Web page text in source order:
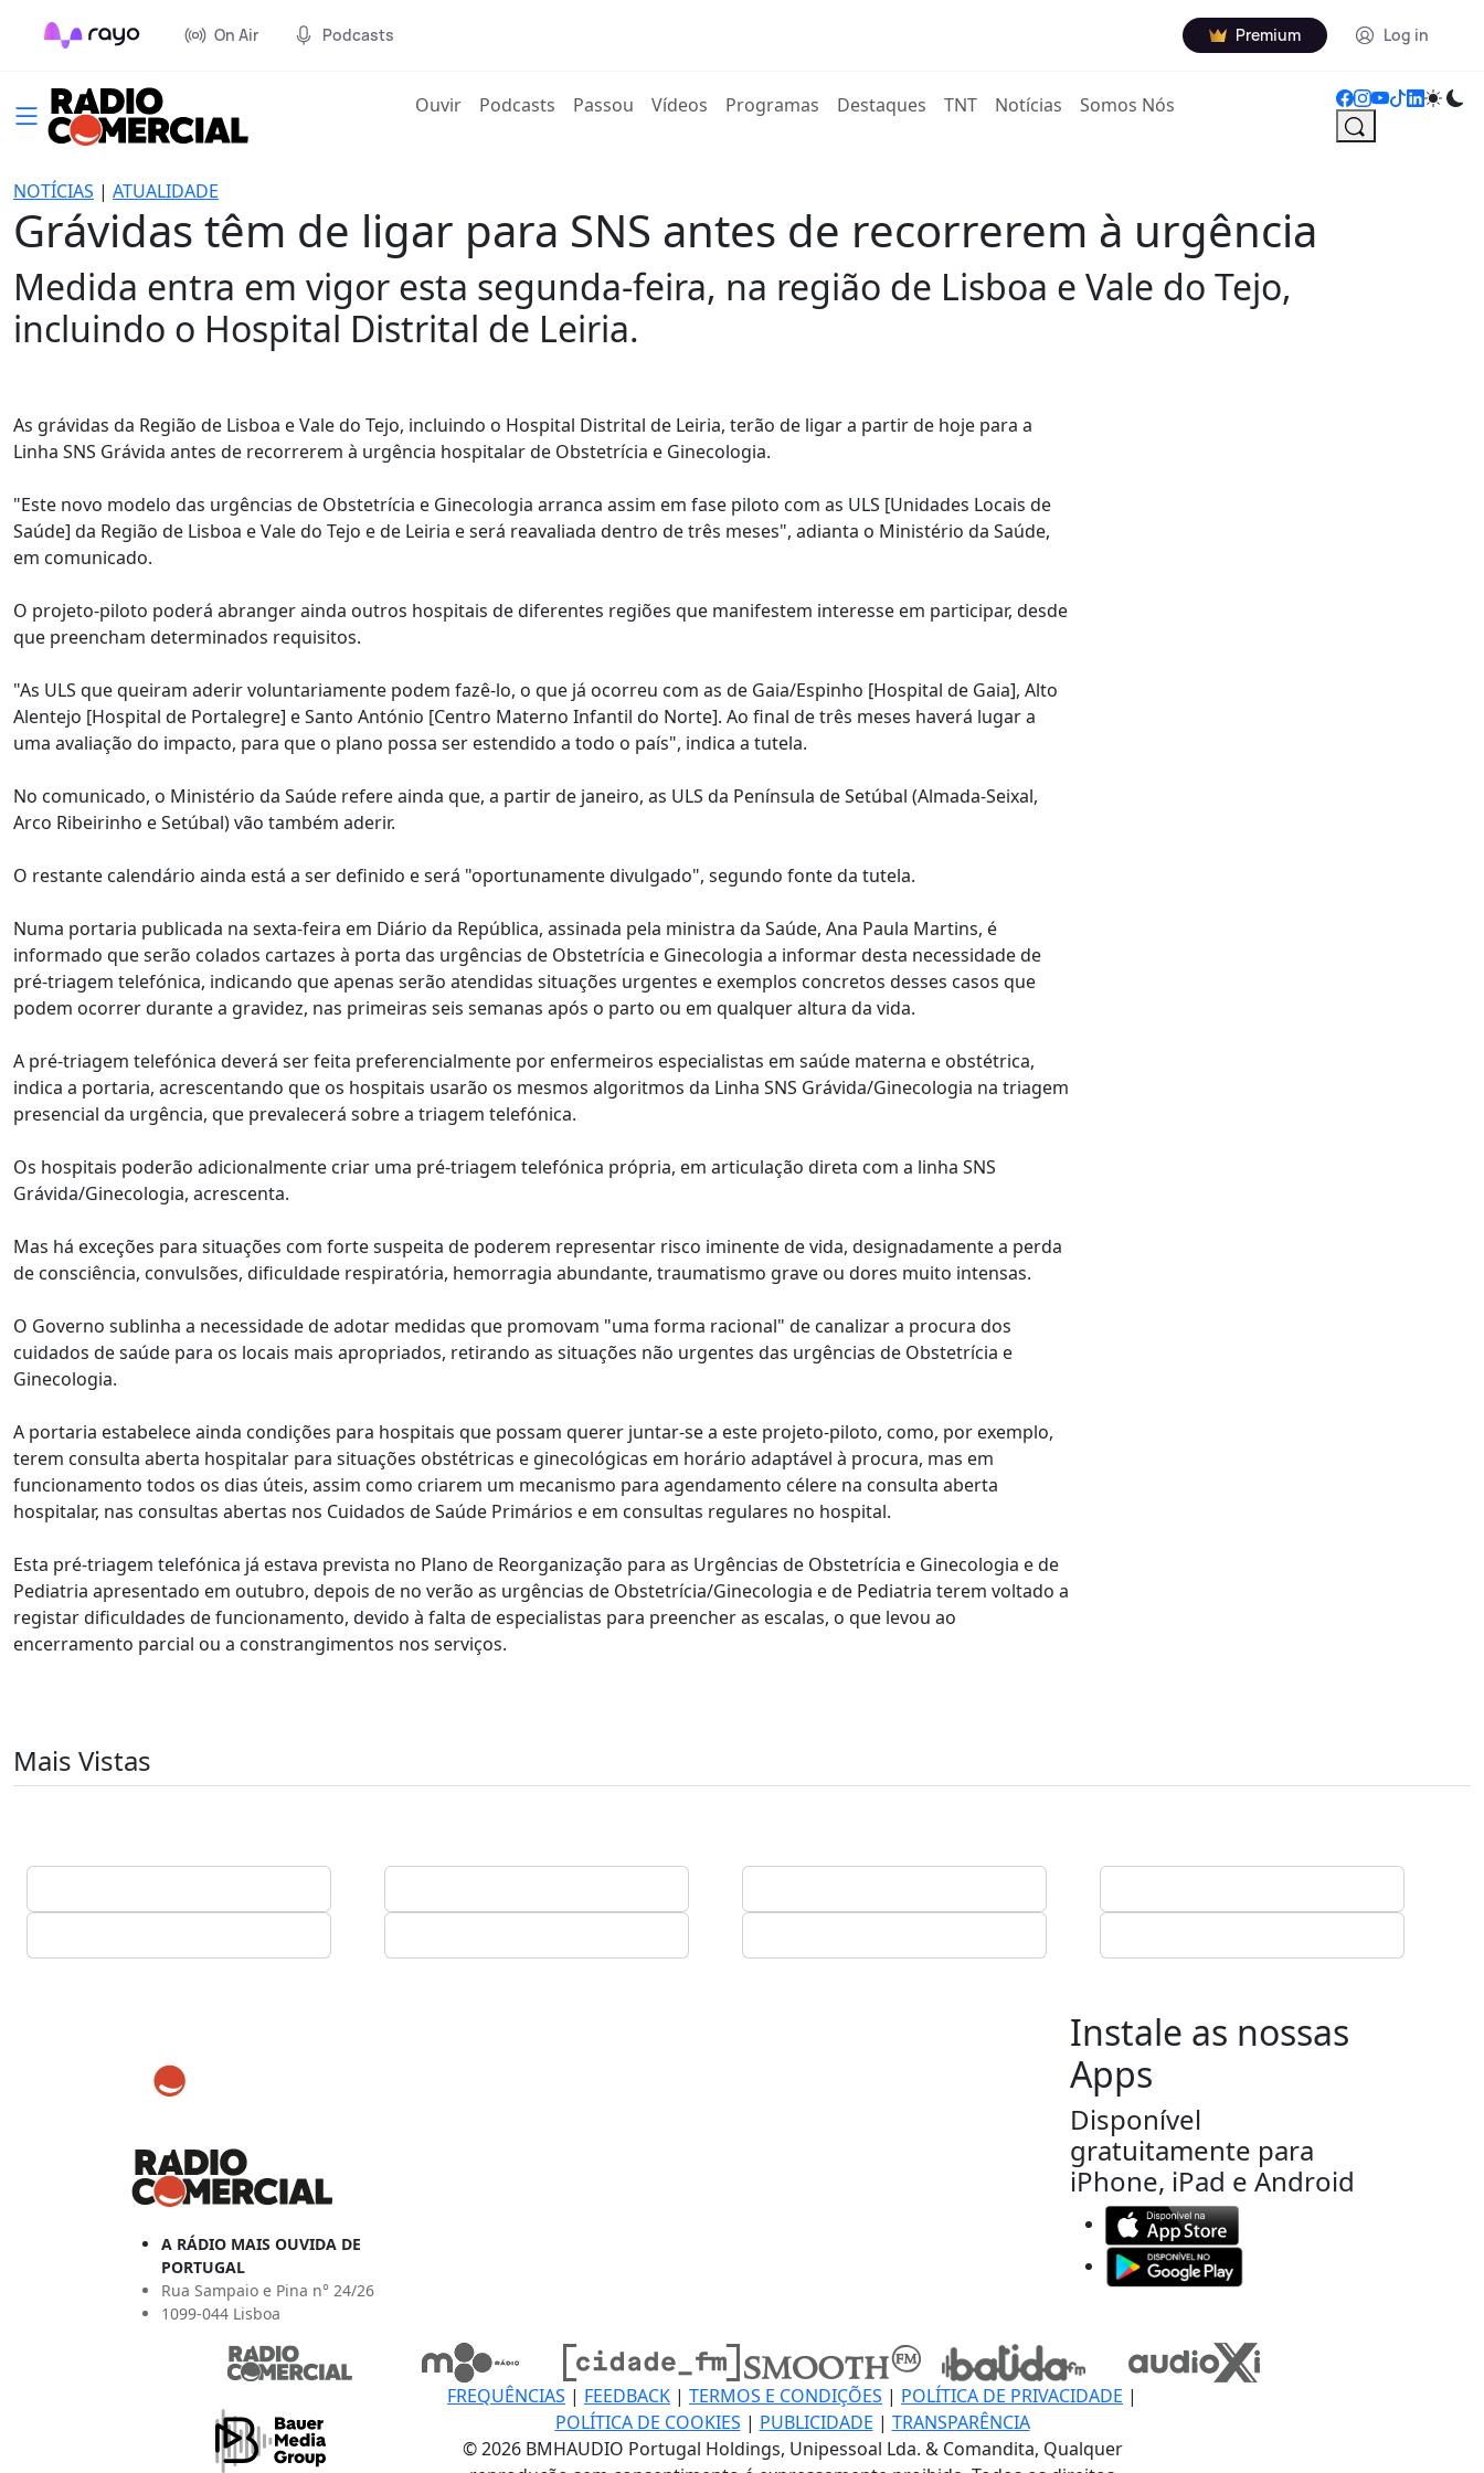
On Air Podcasts Premium Log in
Ouvir(current)
Podcasts Passou Vídeos Programas Destaques TNT Notícias Somos Nós
NOTÍCIAS | ATUALIDADE
Grávidas têm de ligar para SNS antes de recorrerem à urgência
Medida entra em vigor esta segunda-feira, na região de Lisboa e Vale do Tejo,
incluindo o Hospital Distrital de Leiria.
As grávidas da Região de Lisboa e Vale do Tejo, incluindo o Hospital Distrital de Leiria, terão de ligar a partir de hoje para a
Linha SNS Grávida antes de recorrerem à urgência hospitalar de Obstetrícia e Ginecologia.
"Este novo modelo das urgências de Obstetrícia e Ginecologia arranca assim em fase piloto com as ULS [Unidades Locais de
Saúde] da Região de Lisboa e Vale do Tejo e de Leiria e será reavaliada dentro de três meses", adianta o Ministério da Saúde,
em comunicado.
O projeto-piloto poderá abranger ainda outros hospitais de diferentes regiões que manifestem interesse em participar, desde
que preencham determinados requisitos.
"As ULS que queiram aderir voluntariamente podem fazê-lo, o que já ocorreu com as de Gaia/Espinho [Hospital de Gaia], Alto
Alentejo [Hospital de Portalegre] e Santo António [Centro Materno Infantil do Norte]. Ao final de três meses haverá lugar a
uma avaliação do impacto, para que o plano possa ser estendido a todo o país", indica a tutela.
No comunicado, o Ministério da Saúde refere ainda que, a partir de janeiro, as ULS da Península de Setúbal (Almada-Seixal,
Arco Ribeirinho e Setúbal) vão também aderir.
O restante calendário ainda está a ser definido e será "oportunamente divulgado", segundo fonte da tutela.
Numa portaria publicada na sexta-feira em Diário da República, assinada pela ministra da Saúde, Ana Paula Martins, é
informado que serão colados cartazes à porta das urgências de Obstetrícia e Ginecologia a informar desta necessidade de
pré-triagem telefónica, indicando que apenas serão atendidas situações urgentes e exemplos concretos desses casos que
podem ocorrer durante a gravidez, nas primeiras seis semanas após o parto ou em qualquer altura da vida.
A pré-triagem telefónica deverá ser feita preferencialmente por enfermeiros especialistas em saúde materna e obstétrica,
indica a portaria, acrescentando que os hospitais usarão os mesmos algoritmos da Linha SNS Grávida/Ginecologia na triagem
presencial da urgência, que prevalecerá sobre a triagem telefónica.
Os hospitais poderão adicionalmente criar uma pré-triagem telefónica própria, em articulação direta com a linha SNS
Grávida/Ginecologia, acrescenta.
Mas há exceções para situações com forte suspeita de poderem representar risco iminente de vida, designadamente a perda
de consciência, convulsões, dificuldade respiratória, hemorragia abundante, traumatismo grave ou dores muito intensas.
O Governo sublinha a necessidade de adotar medidas que promovam "uma forma racional" de canalizar a procura dos
cuidados de saúde para os locais mais apropriados, retirando as situações não urgentes das urgências de Obstetrícia e
Ginecologia.
A portaria estabelece ainda condições para hospitais que possam querer juntar-se a este projeto-piloto, como, por exemplo,
terem consulta aberta hospitalar para situações obstétricas e ginecológicas em horário adaptável à procura, mas em
funcionamento todos os dias úteis, assim como criarem um mecanismo para agendamento célere na consulta aberta
hospitalar, nas consultas abertas nos Cuidados de Saúde Primários e em consultas regulares no hospital.
Esta pré-triagem telefónica já estava prevista no Plano de Reorganização para as Urgências de Obstetrícia e Ginecologia e de
Pediatria apresentado em outubro, depois de no verão as urgências de Obstetrícia/Ginecologia e de Pediatria terem voltado a
registar dificuldades de funcionamento, devido à falta de especialistas para preencher as escalas, o que levou ao
encerramento parcial ou a constrangimentos nos serviços.
Mais Vistas
A RÁDIO MAIS OUVIDA DE
PORTUGAL
Rua Sampaio e Pina n° 24/26
1099-044 Lisboa
Instale as nossas
Apps
Disponível
gratuitamente para
iPhone, iPad e Android
FREQUÊNCIAS | FEEDBACK | TERMOS E CONDIÇÕES | POLÍTICA DE PRIVACIDADE |
POLÍTICA DE COOKIES | PUBLICIDADE | TRANSPARÊNCIA
© 2026 BMHAUDIO Portugal Holdings, Unipessoal Lda. & Comandita, Qualquer